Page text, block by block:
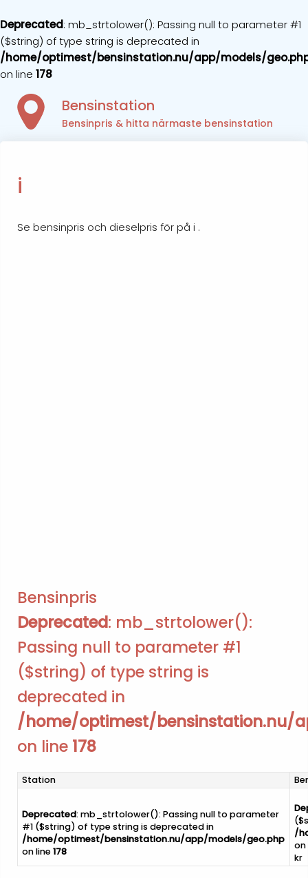
Deprecated: mb_strtolower(): Passing null to parameter #1
($string) of type string is deprecated in
/home/optimest/bensinstation.nu/app/models/
on line 178
Bensinstation
Bensinpris & hitta närmaste bensinstation
i
Se bensinpris och dieselpris för på i .
Bensinpris
Deprecated: mb_strtolower():
Passing null to parameter #1
($string) of type string is
deprecated in
/home/optimest/bensinstation.nu/
on line 178
Station
Deprecated: mb_strtolower(): Passing null to parameter
#1 ($string) of type string is deprecated in
/home/optimest/bensinstation.nu/app/models/geo.php
on line178
/
kr